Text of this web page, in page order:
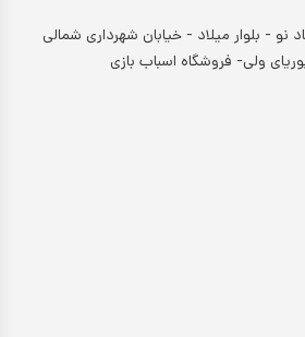
نو - بلوار میلاد - خیابان شهرداری شمالی
ولی- فروشگاه اسباب بازی